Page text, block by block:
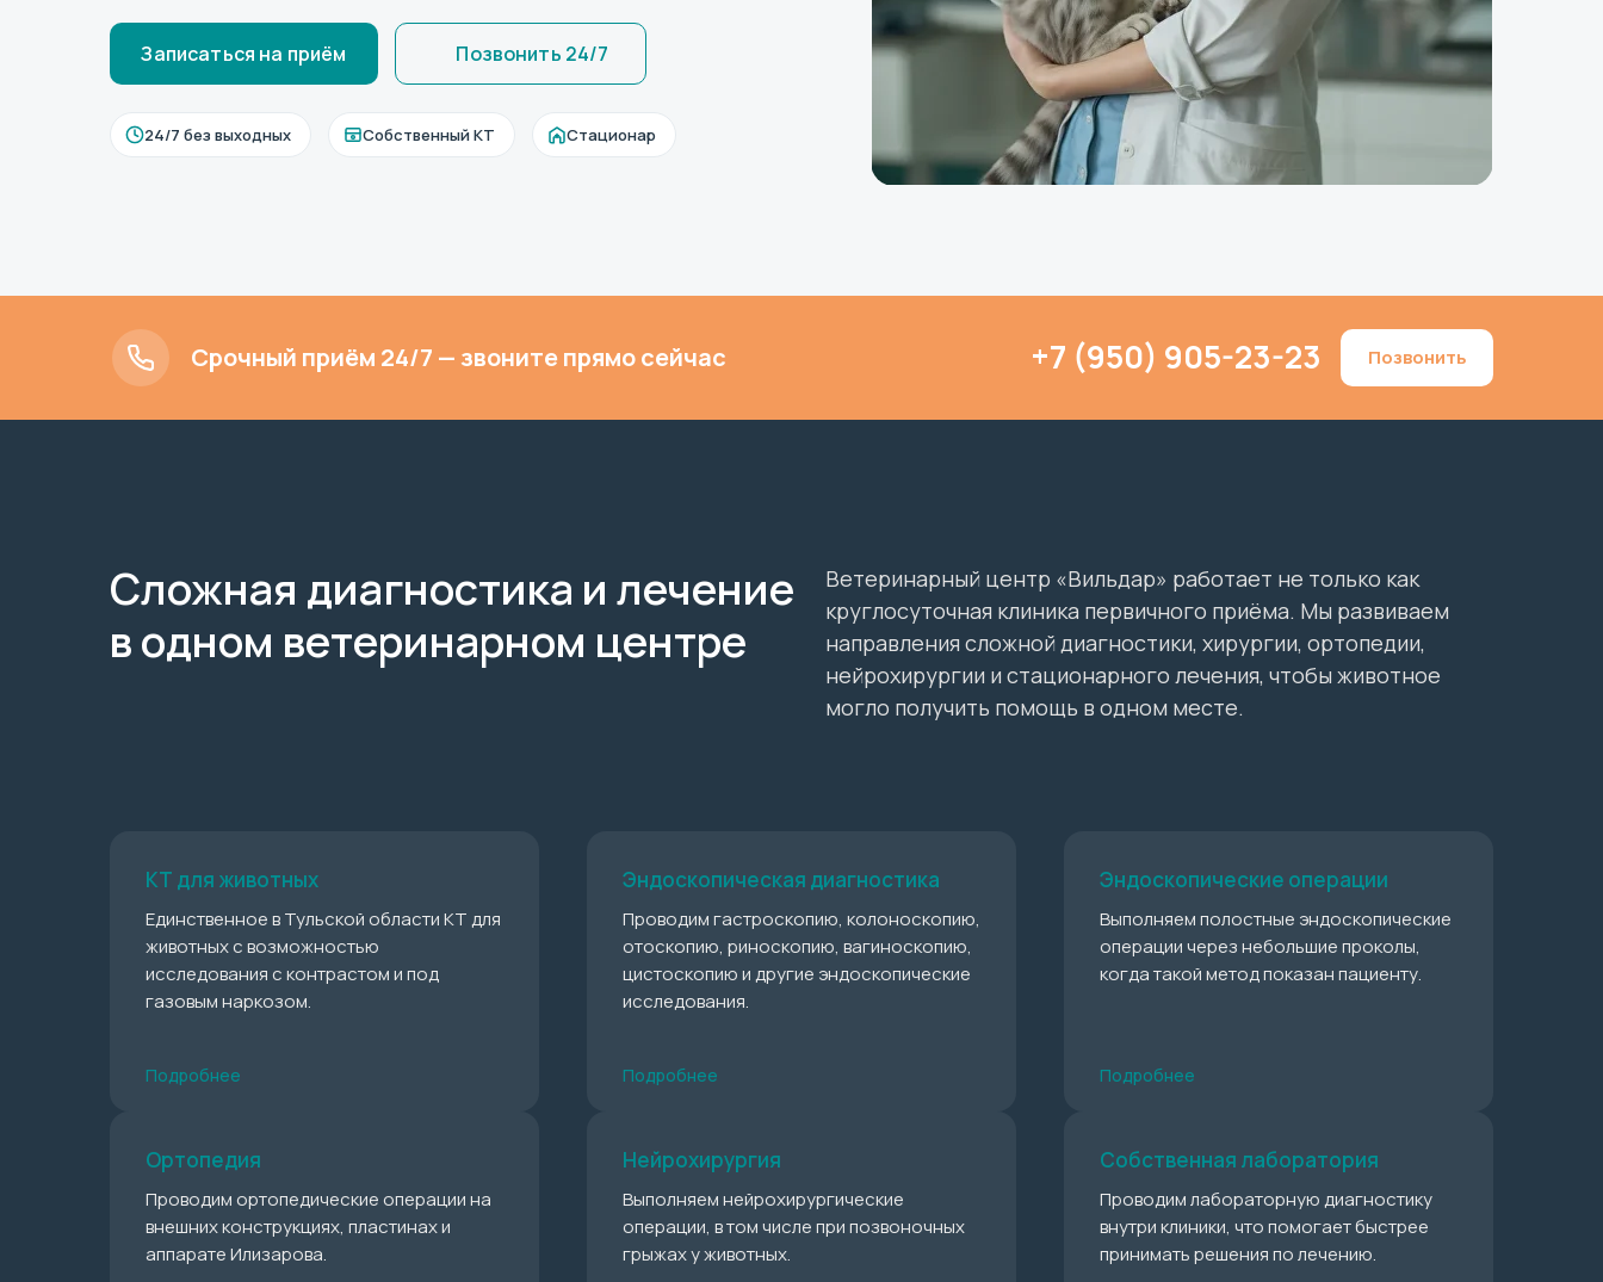
Стационар
Собственный КТ
24/7 без выходных
Позвонить 24/7
Записаться на приём
Срочный приём 24/7 — звоните прямо сейчас +7 (950) 905-23-23 Позвонить
Сложная диагностика и лечение
в одном ветеринарном центре
Ветеринарный центр «Вильдар» работает не только как
круглосуточная клиника первичного приёма. Мы развиваем
направления сложной диагностики, хирургии, ортопедии,
нейрохирургии и стационарного лечения, чтобы животное
могло получить помощь в одном месте.
КТ для животных
Единственное в Тульской области КТ для
животных с возможностью
исследования с контрастом и под
газовым наркозом.
Подробнее
Эндоскопическая диагностика
Проводим гастроскопию, колоноскопию,
отоскопию, риноскопию, вагиноскопию,
цистоскопию и другие эндоскопические
исследования.
Подробнее
Эндоскопические операции
Выполняем полостные эндоскопические
операции через небольшие проколы,
когда такой метод показан пациенту.
Подробнее
Ортопедия
Проводим ортопедические операции на
внешних конструкциях, пластинах и
аппарате Илизарова.
Нейрохирургия
Выполняем нейрохирургические
операции, в том числе при позвоночных
грыжах у животных.
Собственная лаборатория
Проводим лабораторную диагностику
внутри клиники, что помогает быстрее
принимать решения по лечению.